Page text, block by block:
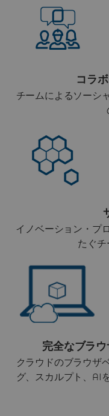
コラ
チームによるソーシ
イノベーション・プ
たぐチ
完全なブラ
クラウドのブラウザ
グ、スカルプト、AI